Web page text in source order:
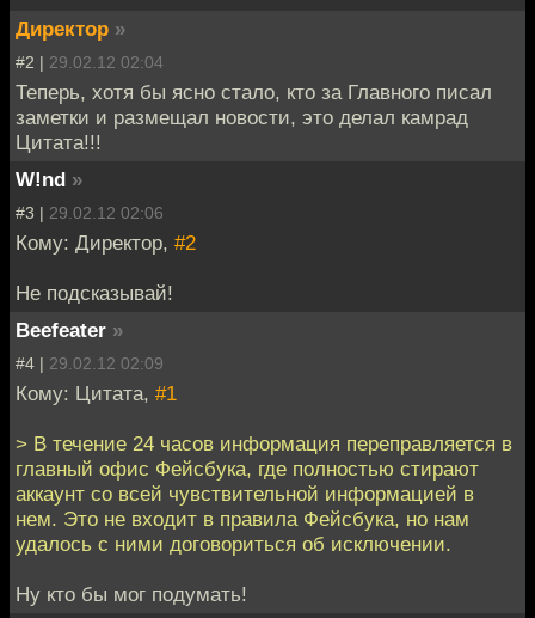
Директор »
#2 | 29.02.12 02:04
Теперь, хотя бы ясно стало, кто за Главного писал
заметки и размещал новости, это делал камрад
Цитата!!!
W!nd »
#3 | 29.02.12 02:06
Кому: Директор, #2
Не подсказывай!
Beefeater »
#4 | 29.02.12 02:09
Кому: Цитата, #1
> В течение 24 часов информация переправляется в
главный офис Фейсбука, где полностью стирают
аккаунт со всей чувствительной информацией в
нем. Это не входит в правила Фейсбука, но нам
удалось с ними договориться об исключении.
Ну кто бы мог подумать!